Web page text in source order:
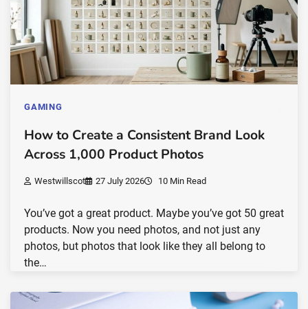
GAMING
How to Create a Consistent Brand Look
Across 1,000 Product Photos
Westwillscot 27 July 2026 10 Min Read
You’ve got a great product. Maybe you’ve got 50 great
products. Now you need photos, and not just any
photos, but photos that look like they all belong to
the…